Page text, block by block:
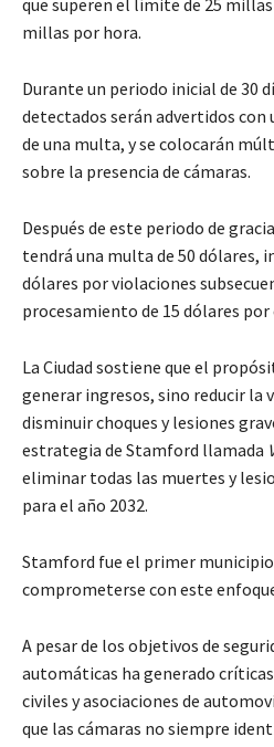
millas por hora.
Durante un periodo inicial de 30
detectados serán advertidos
de una multa, y se colocarán
sobre la presencia de cámaras.
Después de este periodo de
tendrá una multa de 50 dólares,
dólares por violaciones
procesamiento de 15 dólares
La Ciudad sostiene que el
generar ingresos, sino reducir la
disminuir choques y lesiones
estrategia de Stamford llamada
eliminar todas las muertes y
para el año 2032.
Stamford fue el primer
comprometerse con este
A pesar de los objetivos de
automáticas ha generado
civiles y asociaciones de
que las cámaras no siempre